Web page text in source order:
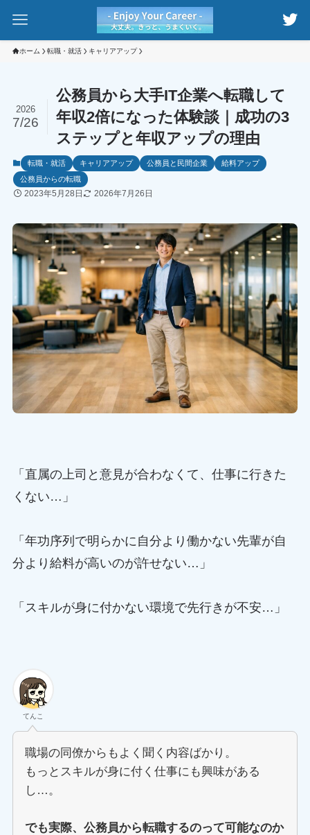
ホーム 転職・就活 キャリアアップ
公務員から大手IT企業へ転職して
年収2倍になった体験談｜成功の3
ステップと年収アップの理由
2026
7/26
転職・就活 キャリアアップ 公務員と民間企業
給料アップ
公務員からの転職
2023年5月28日 2026年7月26日
「直属の上司と意見が合わなくて、仕事に行きた
くない…」
「年功序列で明らかに自分より働かない先輩が自
分より給料が高いのが許せない…」
「スキルが身に付かない環境で先行きが不安…」
てんこ
職場の同僚からもよく聞く内容ばかり。
もっとスキルが身に付く仕事にも興味がある
し…。
でも実際、公務員から転職するのって可能なのか